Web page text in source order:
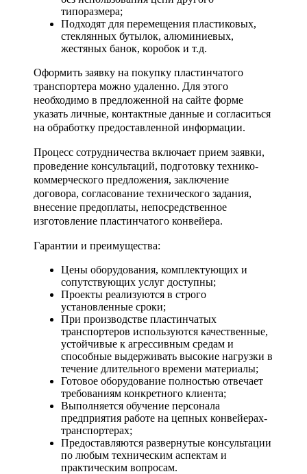
типоразмера;
Подходят для перемещения пластиковых,
стеклянных бутылок, алюминиевых,
жестяных банок, коробок и т.д.
Оформить заявку на покупку пластинчатого
транспортера можно удаленно. Для этого
необходимо в предложенной на сайте форме
указать личные, контактные данные и согласиться
на обработку предоставленной информации.
Процесс сотрудничества включает прием заявки,
проведение консультаций, подготовку технико-
коммерческого предложения, заключение
договора, согласование технического задания,
внесение предоплаты, непосредственное
изготовление пластинчатого конвейера.
Гарантии и преимущества:
Цены оборудования, комплектующих и
сопутствующих услуг доступны;
Проекты реализуются в строго
установленные сроки;
При производстве пластинчатых
транспортеров используются качественные,
устойчивые к агрессивным средам и
способные выдерживать высокие нагрузки в
течение длительного времени материалы;
Готовое оборудование полностью отвечает
требованиям конкретного клиента;
Выполняется обучение персонала
предприятия работе на цепных конвейерах-
транспортерах;
Предоставляются развернутые консультации
по любым техническим аспектам и
практическим вопросам.